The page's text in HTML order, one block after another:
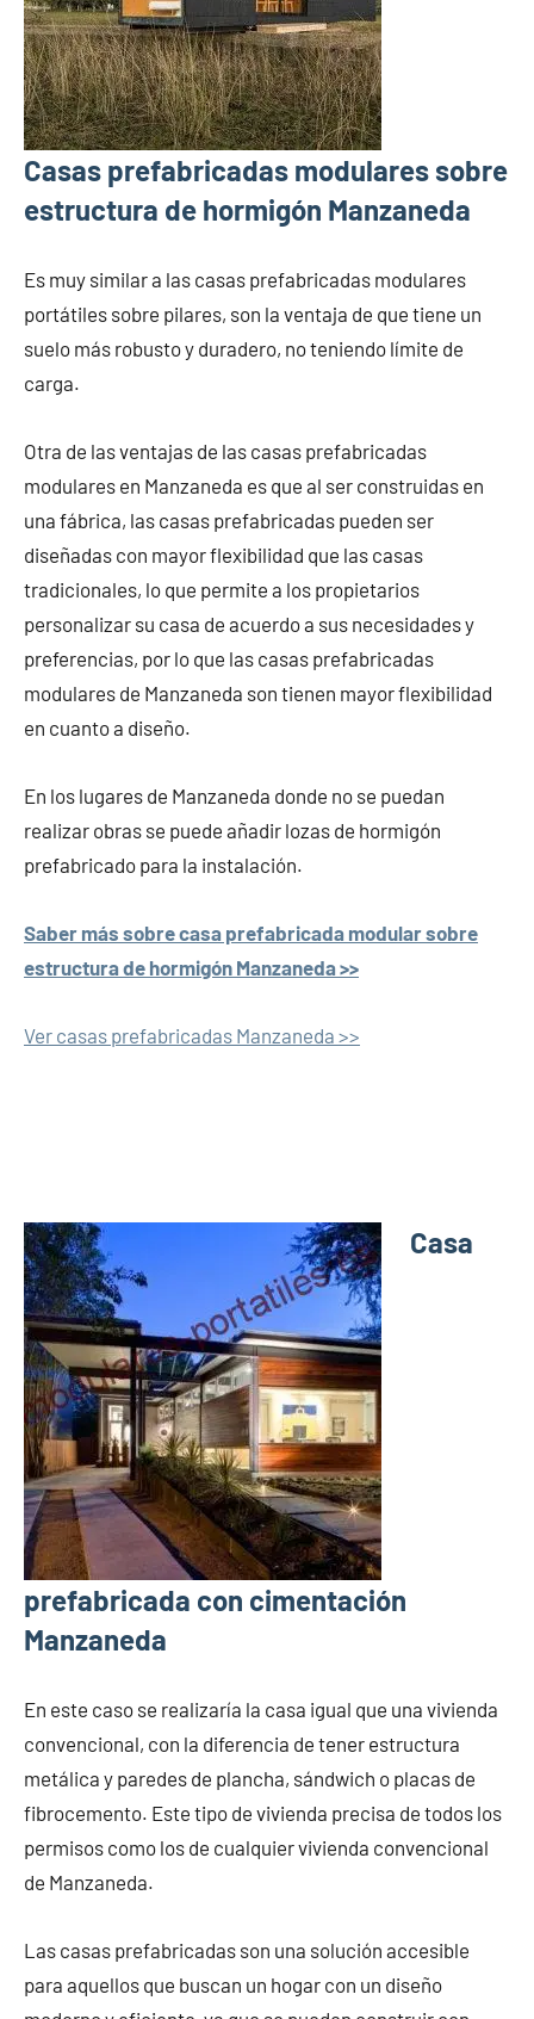
Casas prefabricadas modulares sobre
estructura de hormigón Manzaneda
Es muy similar a las casas prefabricadas modulares
portátiles sobre pilares, son la ventaja de que tiene un
suelo más robusto y duradero, no teniendo límite de
carga.
Otra de las ventajas de las casas prefabricadas
modulares en Manzaneda es que al ser construidas en
una fábrica, las casas prefabricadas pueden ser
diseñadas con mayor flexibilidad que las casas
tradicionales, lo que permite a los propietarios
personalizar su casa de acuerdo a sus necesidades y
preferencias, por lo que las casas prefabricadas
modulares de Manzaneda son tienen mayor flexibilidad
en cuanto a diseño.
En los lugares de Manzaneda donde no se puedan
realizar obras se puede añadir lozas de hormigón
prefabricado para la instalación.
Saber más sobre casa prefabricada modular sobre
estructura de hormigón Manzaneda >>
Ver casas prefabricadas Manzaneda >>
Casa
prefabricada con cimentación
Manzaneda
En este caso se realizaría la casa igual que una vivienda
convencional, con la diferencia de tener estructura
metálica y paredes de plancha, sándwich o placas de
fibrocemento. Este tipo de vivienda precisa de todos los
permisos como los de cualquier vivienda convencional
de Manzaneda.
Las casas prefabricadas son una solución accesible
para aquellos que buscan un hogar con un diseño